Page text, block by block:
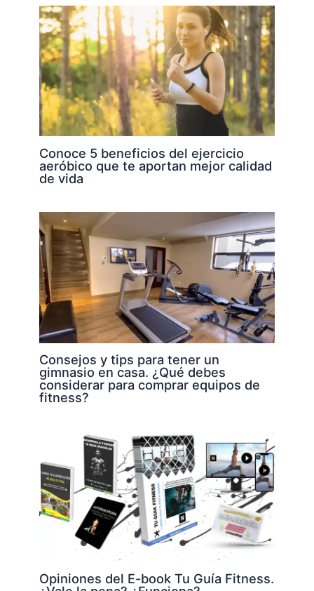
Conoce 5 beneficios del ejercicio
aeróbico que te aportan mejor calidad
de vida
Consejos y tips para tener un
gimnasio en casa. ¿Qué debes
considerar para comprar equipos de
fitness?
Opiniones del E-book Tu Guía Fitness.